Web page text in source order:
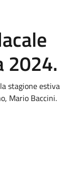
2024.
stagione estiva
Mario Baccini.